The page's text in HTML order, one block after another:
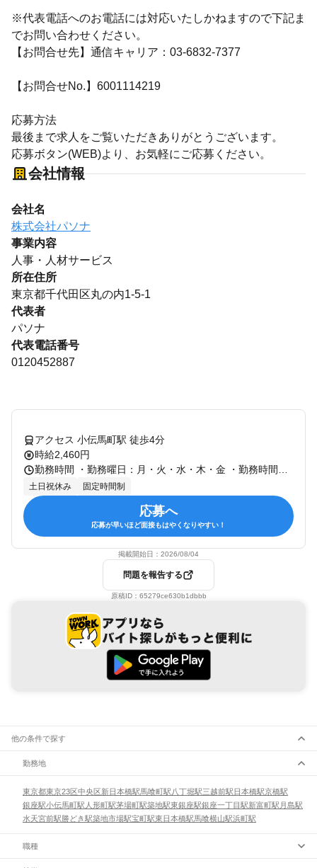
※代表電話へのお電話には対応いたしかねますので下記ま
でお問い合わせください。
【お問合せ先】通信キャリア：03-6832-7377
【お問合せNo.】6001114219
応募方法
最後まで求人をご覧いただきありがとうございます。
応募ボタン(WEB)より、お気軽にご応募ください。
会社情報
会社名
株式会社パソナ
事業内容
人事・人材サービス
所在住所
東京都千代田区丸の内1-5-1
代表者
パソナ
代表電話番号
0120452887
アクセス 小伝馬町駅 徒歩4分
時給2,460円
土日祝休み 固定時間制
応募へ
応募が早いほど面接もはやくなりやすい！
掲載開始日： 2026/08/04
問題を報告する
原稿ID： 65279ce630b1dbbb
他の条件で探す
勤務地
東京都東京23区中央区新日本橋駅馬喰町駅 八丁堀駅三越前駅 日本橋駅京橋駅
銀座駅小伝馬町駅 人形町駅茅場町駅築地駅東銀座駅銀座一丁目駅新富町駅 月島駅
水天宮前駅勝どき駅築地市場駅宝町駅東日本橋駅馬喰横山駅浜町駅
職種